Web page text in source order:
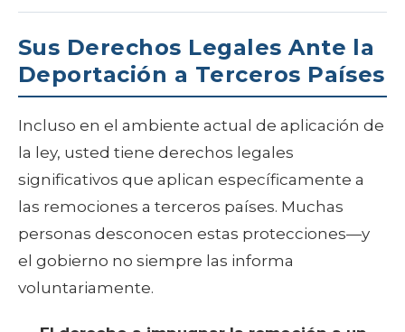
Sus Derechos Legales Ante la
Deportación a Terceros Países
Incluso en el ambiente actual de aplicación de
la ley, usted tiene derechos legales
significativos que aplican específicamente a
las remociones a terceros países. Muchas
personas desconocen estas protecciones—y
el gobierno no siempre las informa
voluntariamente.